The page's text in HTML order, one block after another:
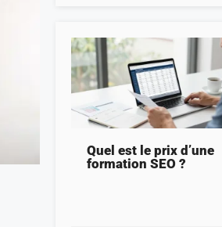
Quel est le prix d’une
formation SEO ?